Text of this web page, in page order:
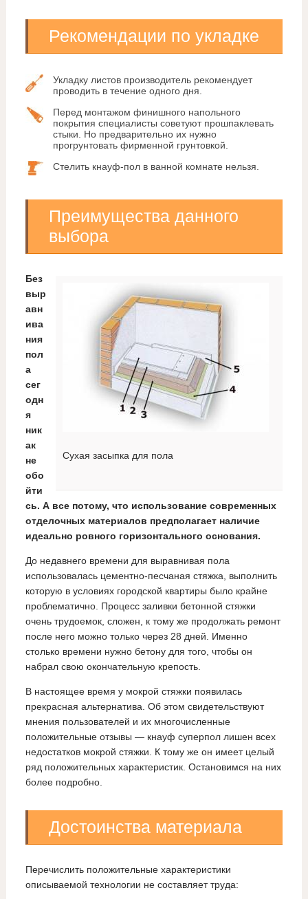
Рекомендации по укладке
Укладку листов производитель рекомендует
проводить в течение одного дня.
Перед монтажом финишного напольного
покрытия специалисты советуют прошпаклевать
стыки. Но предварительно их нужно
прогрунтовать фирменной грунтовкой.
Стелить кнауф-пол в ванной комнате нельзя.
Преимущества данного
выбора
Сухая засыпка для пола
Без
выр
авн
ива
ния
пол
а
сег
одн
я
ник
ак
не
обо
йти
сь. А все потому, что использование современных
отделочных материалов предполагает наличие
идеально ровного горизонтального основания.
До недавнего времени для выравнивая пола
использовалась цементно-песчаная стяжка, выполнить
которую в условиях городской квартиры было крайне
проблематично. Процесс заливки бетонной стяжки
очень трудоемок, сложен, к тому же продолжать ремонт
после него можно только через 28 дней. Именно
столько времени нужно бетону для того, чтобы он
набрал свою окончательную крепость.
В настоящее время у мокрой стяжки появилась
прекрасная альтернатива. Об этом свидетельствуют
мнения пользователей и их многочисленные
положительные отзывы — кнауф суперпол лишен всех
недостатков мокрой стяжки. К тому же он имеет целый
ряд положительных характеристик. Остановимся на них
более подробно.
Достоинства материала
Перечислить положительные характеристики
описываемой технологии не составляет труда: